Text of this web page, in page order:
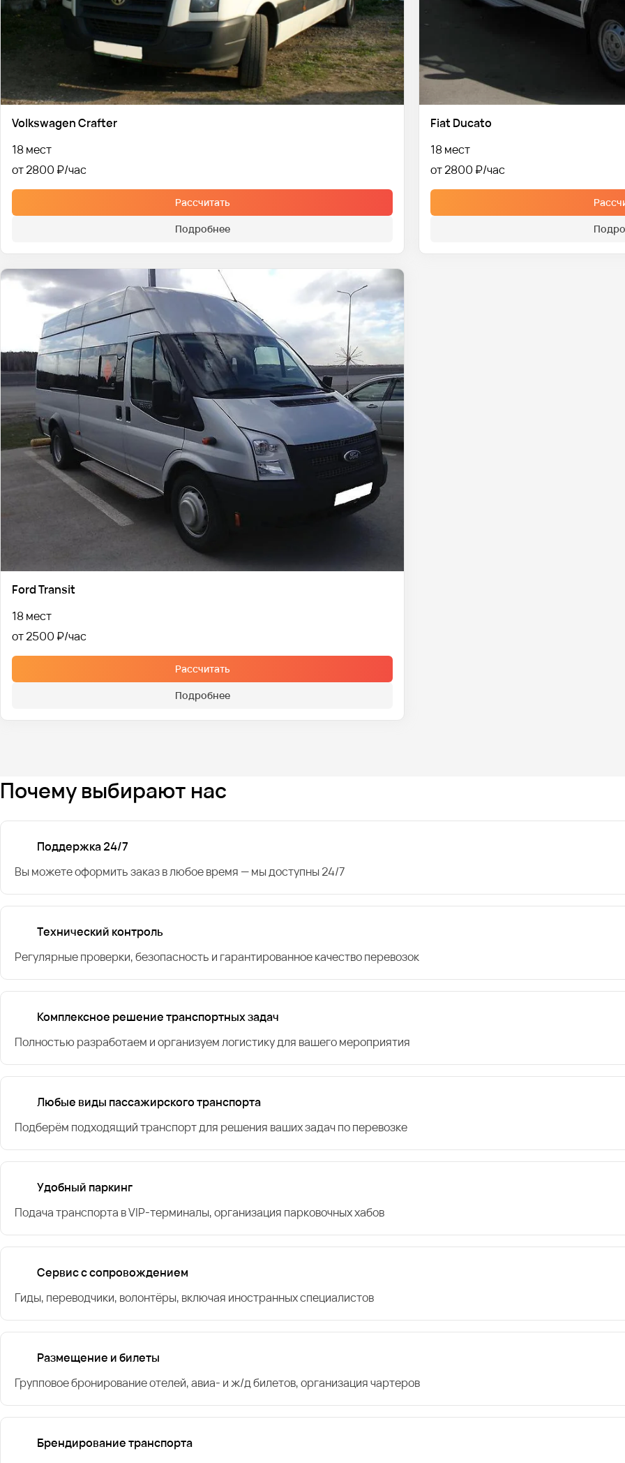
Volkswagen Crafter
18 мест
от 2800 ₽
Рассчитать
Подробнее
Fiat Ducato
18 мест
от 2800 ₽
Ford Transit
18 мест
от 2500 ₽
Рассчитать
Подробнее
Почему выбирают нас
Поддержка 24/7
Вы можете оформить заказ в любое время — мы доступны 24/7
Технический контроль
Регулярные проверки, безопасность и гарантированное качество перевозок
Комплексное решение транспортных задач
Полностью разработаем и организуем логистику для вашего мероприятия
Любые виды пассажирского транспорта
Подберём подходящий транспорт для решения ваших задач по перевозке
Удобный паркинг
Подача транспорта в VIP-терминалы, организация парковочных хабов
Сервис с сопровождением
Гиды, переводчики, волонтёры, включая иностранных специалистов
Размещение и билеты
Групповое бронирование отелей, авиа- и ж/д билетов, организация чартеров
Брендирование транспорта